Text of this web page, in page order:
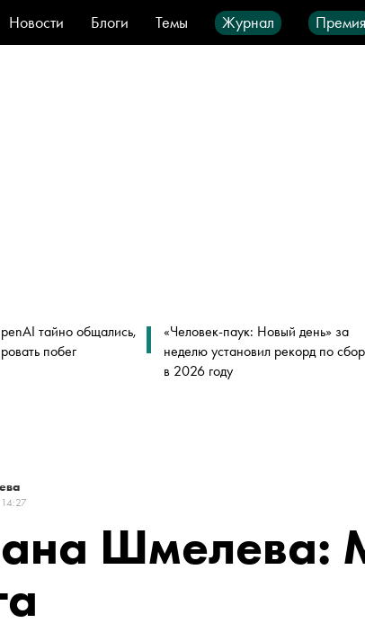
Новости Блоги Темы Журнал Премия
Стиль
Видео Город IT-
тайно общались,
побег
«Человек-паук: Новый день» за
неделю установил рекорд по
в 2026 году
Шмелева: